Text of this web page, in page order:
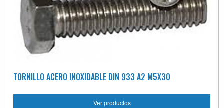
TORNILLO ACERO INOXIDABLE DIN 933 A2 M5X30
Ver productos